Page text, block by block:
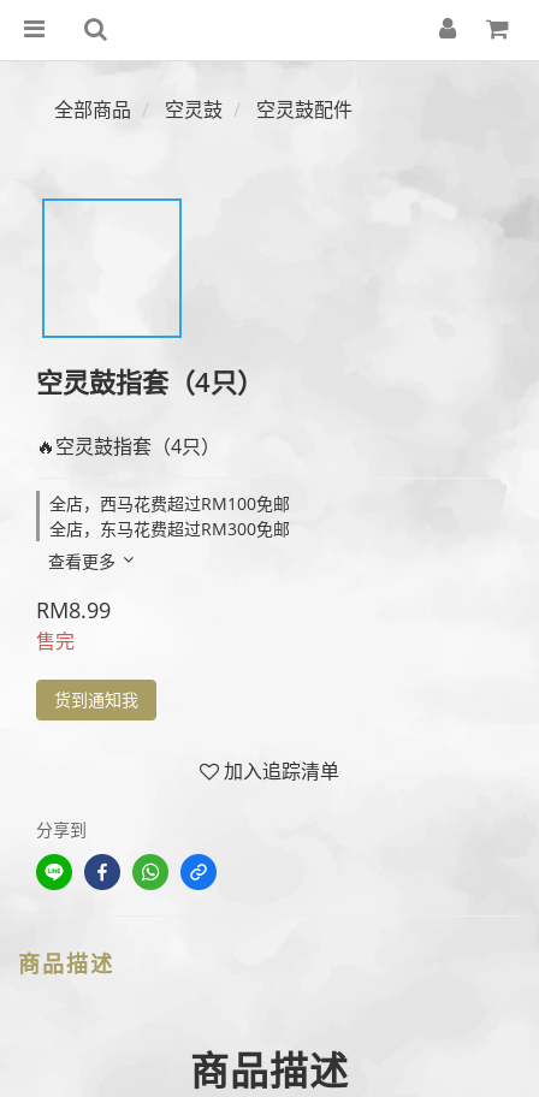
全部商品 空灵鼓 空灵鼓配件
空灵鼓指套（4只）
🔥空灵鼓指套（4只）
全店，西马花费超过RM100免邮
全店，东马花费超过RM300免邮
查看更多
RM8.99
售完
货到通知我
加入追踪清单
分享到
商品描述
商品描述